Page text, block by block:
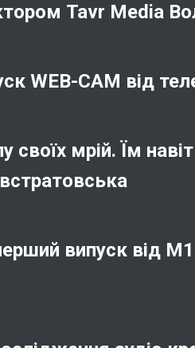
Tavr Media
WEB-CAM від
своїх мрій. Їм
випуск від